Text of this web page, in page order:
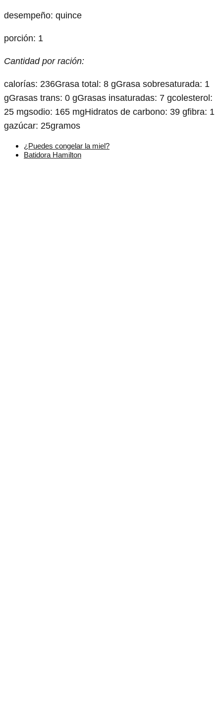
desempeño: quince
porción: 1
Cantidad por ración:
calorías: 236Grasa total: 8 gGrasa sobresaturada: 1
gGrasas trans: 0 gGrasas insaturadas: 7 gcolesterol:
25 mgsodio: 165 mgHidratos de carbono: 39 gfibra: 1
gazúcar: 25gramos
¿Puedes congelar la miel?
Batidora Hamilton